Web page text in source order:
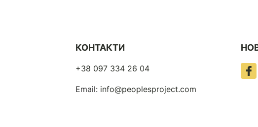
КОНТАКТИ
+38 097 334 26 04
Email: info@peoplesproject.com